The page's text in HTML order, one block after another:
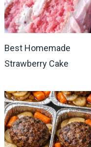
Best Homemade
Strawberry Cake